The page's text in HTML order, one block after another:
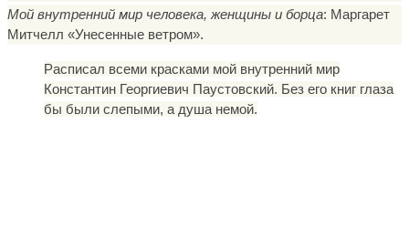
Мой внутренний мир человека, женщины и борца: Маргарет
Митчелл «Унесенные ветром».
Расписал всеми красками мой внутренний мир
Константин Георгиевич Паустовский. Без его книг глаза
бы были слепыми, а душа немой.